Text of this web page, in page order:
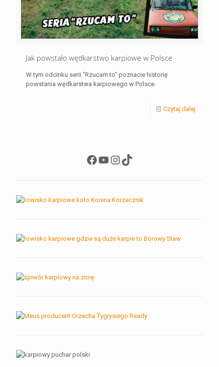
Jak powstało wędkarstwo karpiowe w Polsce
W tym odcinku serii "Rzucam to" poznacie historię
powstania wędkarstwa karpiowego w Polsce.
Czytaj dalej
Facebook
YouTube
Instagram
TikTok